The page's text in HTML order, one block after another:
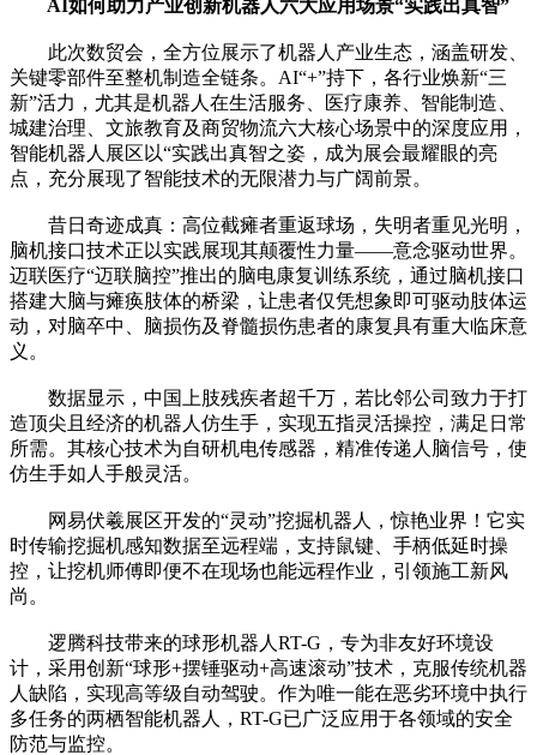
AI如何助力产业创新机器人六大应用场景“实践出真智”
此次数贸会，全方位展示了机器人产业生态，涵盖研发、
关键零部件至整机制造全链条。AI“+”持下，各行业焕新“三
新”活力，尤其是机器人在生活服务、医疗康养、智能制造、
城建治理、文旅教育及商贸物流六大核心场景中的深度应用，
智能机器人展区以“实践出真智之姿，成为展会最耀眼的亮
点，充分展现了智能技术的无限潜力与广阔前景。
昔日奇迹成真：高位截瘫者重返球场，失明者重见光明，
脑机接口技术正以实践展现其颠覆性力量——意念驱动世界。
迈联医疗“迈联脑控”推出的脑电康复训练系统，通过脑机接口
搭建大脑与瘫痪肢体的桥梁，让患者仅凭想象即可驱动肢体运
动，对脑卒中、脑损伤及脊髓损伤患者的康复具有重大临床意
义。
数据显示，中国上肢残疾者超千万，若比邻公司致力于打
造顶尖且经济的机器人仿生手，实现五指灵活操控，满足日常
所需。其核心技术为自研机电传感器，精准传递人脑信号，使
仿生手如人手般灵活。
网易伏羲展区开发的“灵动”挖掘机器人，惊艳业界！它实
时传输挖掘机感知数据至远程端，支持鼠键、手柄低延时操
控，让挖机师傅即便不在现场也能远程作业，引领施工新风
尚。
逻腾科技带来的球形机器人RT-G，专为非友好环境设
计，采用创新“球形+摆锤驱动+高速滚动”技术，克服传统机器
人缺陷，实现高等级自动驾驶。作为唯一能在恶劣环境中执行
多任务的两栖智能机器人，RT-G已广泛应用于各领域的安全
防范与监控。